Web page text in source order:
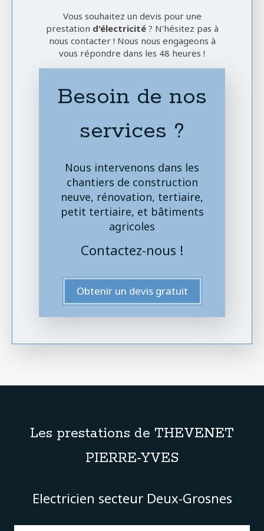
Vous souhaitez un devis pour une
prestation d'électricité? N'hésitez pas à
nous contacter ! Nous nous engageons à
vous répondre dans les 48 heures !
Besoin de nos
services ?
Nous intervenons dans les
chantiers de construction
neuve, rénovation, tertiaire,
petit tertiaire, et bâtiments
agricoles
Contactez-nous !
Obtenir un devis gratuit
Les prestations de THEVENET
PIERRE-YVES
Electricien secteur Deux-Grosnes